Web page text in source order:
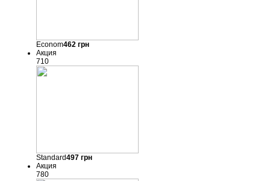
Econom462грн
Акция
710
Standard497грн
Акция
780